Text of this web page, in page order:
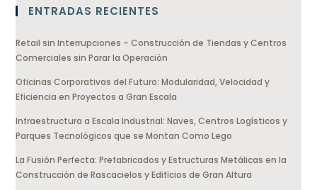
ENTRADAS RECIENTES
Retail sin Interrupciones – Construcción de Tiendas y Centros
Comerciales sin Parar la Operación
Oficinas Corporativas del Futuro: Modularidad, Velocidad y
Eficiencia en Proyectos a Gran Escala
Infraestructura a Escala Industrial: Naves, Centros Logísticos y
Parques Tecnológicos que se Montan Como Lego
La Fusión Perfecta: Prefabricados y Estructuras Metálicas en la
Construcción de Rascacielos y Edificios de Gran Altura